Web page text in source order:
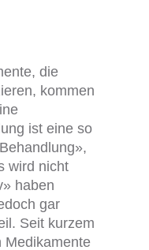
die
kommen
ist eine so
wird nicht
haben
gar
Seit kurzem
Medikamente